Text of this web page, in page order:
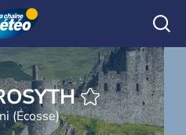
ROSYTH
(Écosse)